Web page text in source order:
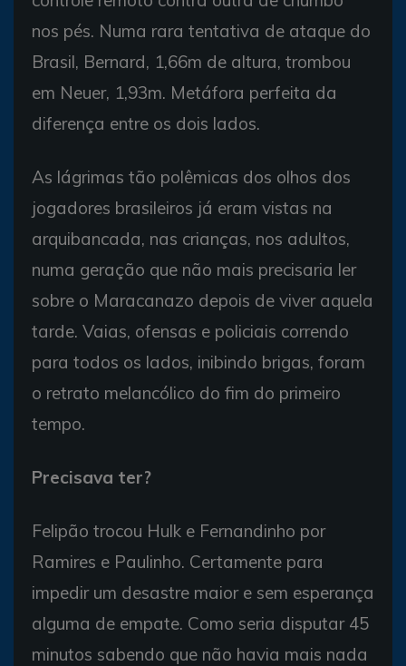
nos pés. Numa rara tentativa de ataque do
Brasil, Bernard, 1,66m de altura, trombou
em Neuer, 1,93m. Metáfora perfeita da
diferença entre os dois lados.
As lágrimas tão polêmicas dos olhos dos
jogadores brasileiros já eram vistas na
arquibancada, nas crianças, nos adultos,
numa geração que não mais precisaria ler
sobre o Maracanazo depois de viver aquela
tarde. Vaias, ofensas e policiais correndo
para todos os lados, inibindo brigas, foram
o retrato melancólico do fim do primeiro
tempo.
Precisava ter?
Felipão trocou Hulk e Fernandinho por
Ramires e Paulinho. Certamente para
impedir um desastre maior e sem esperança
alguma de empate. Como seria disputar 45
minutos sabendo que não havia mais nada